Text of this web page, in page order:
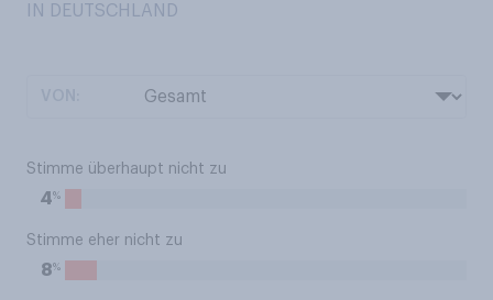
IN DEUTSCHLAND
Stimme überhaupt nicht zu
4%
Stimme eher nicht zu
8%